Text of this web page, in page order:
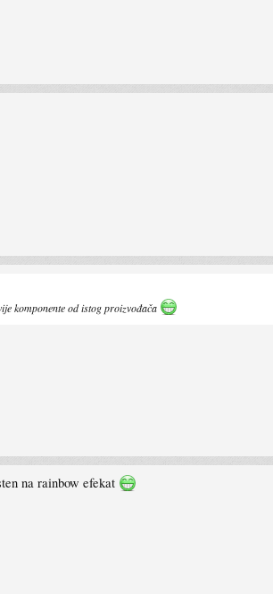
komponente od istog proizvođača
na rainbow efekat